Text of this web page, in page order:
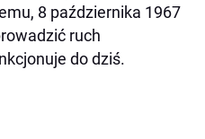
8 października 1967
ruch
do dziś.